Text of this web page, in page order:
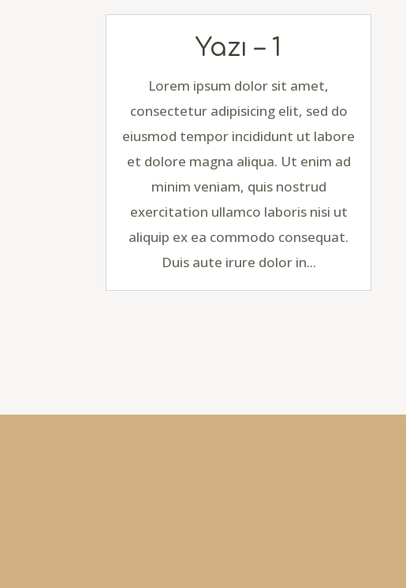
Yazı – 1
Lorem ipsum dolor sit amet,
consectetur adipisicing elit, sed do
eiusmod tempor incididunt ut labore
et dolore magna aliqua. Ut enim ad
minim veniam, quis nostrud
exercitation ullamco laboris nisi ut
aliquip ex ea commodo consequat.
Duis aute irure dolor in...